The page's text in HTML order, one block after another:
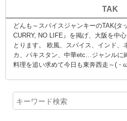
TAK
どんも～スパイスジャンキーのTAK(タ
CURRY, NO LIFE』を掲げ、大阪を中
とります。 欧風、スパイス、インド、
カ、パキスタン、中華etc…ジャンルに
料理を追い求めて今日も東奔西走～(・